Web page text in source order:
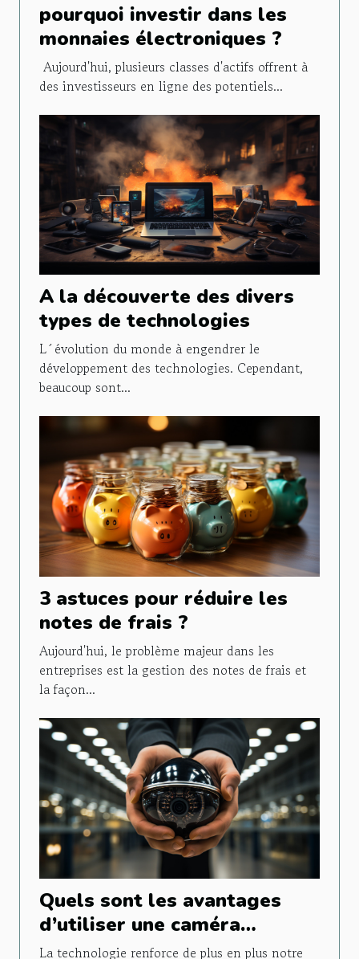
pourquoi investir dans les
monnaies électroniques ?
Aujourd'hui, plusieurs classes d'actifs offrent à
des investisseurs en ligne des potentiels...
A la découverte des divers
types de technologies
L´évolution du monde à engendrer le
développement des technologies. Cependant,
beaucoup sont...
3 astuces pour réduire les
notes de frais ?
Aujourd'hui, le problème majeur dans les
entreprises est la gestion des notes de frais et
la façon...
Quels sont les avantages
d’utiliser une caméra
espion ?
La technologie renforce de plus en plus notre